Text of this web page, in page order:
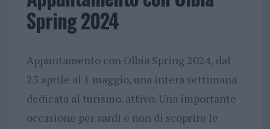
Spring 2024
Appuntamento con Olbia Spring 2024, dal
25 aprile al 1 maggio, una intera settimana
dedicata al turismo. attivo. Una importante
occasione per sardi e non di scoprire le